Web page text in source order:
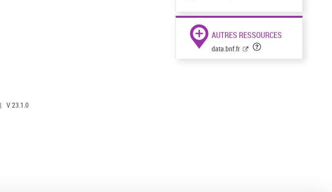
AUTRES RESSOURCES
data.bnf.fr
| V 23.1.0